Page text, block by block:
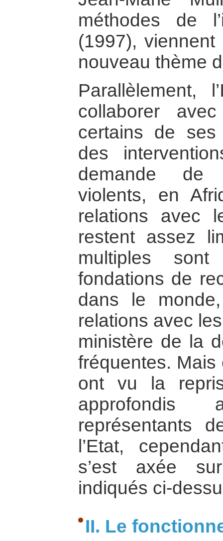
méthodes de
(1997), viennent
nouveau thème
Parallèlement,
collaborer
certains de ses
des
demande de
violents, en
relations avec
restent assez
multiples
fondations de
dans le
relations avec
ministère de la
fréquentes.
ont vu la
représentants
l’Etat,
s’est axée
indiqués ci-
II. Le